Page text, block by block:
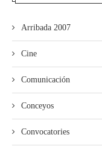
Arribada 2007
Cine
Comunicación
Conceyos
Convocatories